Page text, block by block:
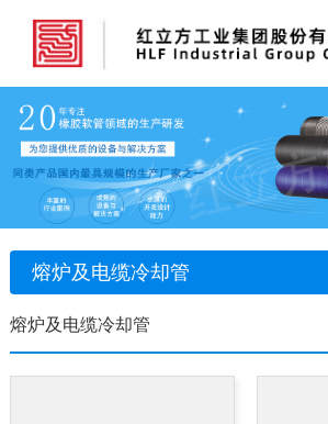
熔炉及电缆冷却管
熔炉及电缆冷却管